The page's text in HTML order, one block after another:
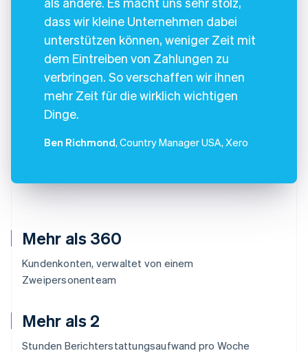
Mehr als 360
Kundenkonten, verwaltet von einem
Zweipersonenteam
Mehr als 2
Stunden Berichterstattungsaufwand pro Woche
dass wir kleine Unternehmen dabei
unterstützen können, weniger Zeit mit
dem Eintreiben von Zahlungen zu
verbringen. So verschaffen wir ihnen
mehr Zeit für die wirklich wichtigen
Dinge.
Ben Richmond, Country Manager USA, Xero